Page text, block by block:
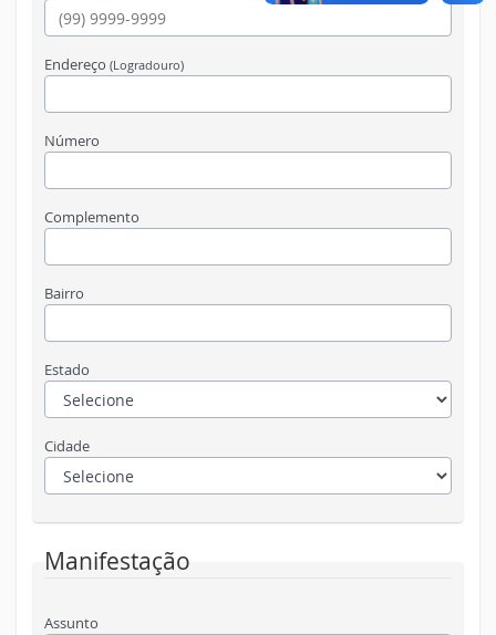
Endereço (Logradouro)
Número
Complemento
Bairro
Estado
Cidade
Manifestação
Assunto